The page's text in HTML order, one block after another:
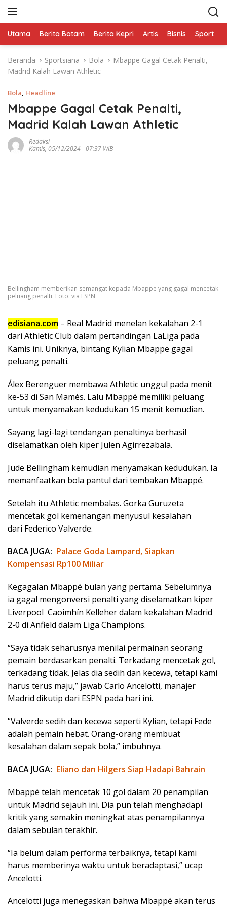
Utama Berita Batam Berita Kepri Artis Bisnis Sport
Beranda Sportsiana Bola
Mbappe Gagal Cetak Penalti,
Madrid Kalah Lawan Athletic
Bola, Headline
Mbappe Gagal Cetak Penalti,
Madrid Kalah Lawan Athletic
Redaksi
Kamis, 05/12/2024 - 07:37 WIB
Bellingham memberikan semangat kepada Mbappe yang gagal mencetak
peluang penalti. Foto: via ESPN
edisiana.com – Real Madrid menelan kekalahan 2-1
dari Athletic Club dalam pertandingan LaLiga pada
Kamis ini. Uniknya, bintang Kylian Mbappe gagal
peluang penalti.
Álex Berenguer membawa Athletic unggul pada menit
ke-53 di San Mamés. Lalu Mbappé memiliki peluang
untuk menyamakan kedudukan 15 menit kemudian.
Sayang lagi-lagi tendangan penaltinya berhasil
diselamatkan oleh kiper Julen Agirrezabala.
Jude Bellingham kemudian menyamakan kedudukan. Ia
memanfaatkan bola pantul dari tembakan Mbappé.
Setelah itu Athletic membalas. Gorka Guruzeta
mencetak gol kemenangan menyusul kesalahan
dari Federico Valverde.
BACA JUGA: Palace Goda Lampard, Siapkan
Kompensasi Rp100 Miliar
Kegagalan Mbappé bulan yang pertama. Sebelumnya
ia gagal mengonversi penalti yang diselamatkan kiper
Liverpool Caoimhín Kelleher dalam kekalahan Madrid
2-0 di Anfield dalam Liga Champions.
“Saya tidak seharusnya menilai permainan seorang
pemain berdasarkan penalti. Terkadang mencetak gol,
terkadang tidak. Jelas dia sedih dan kecewa, tetapi kami
harus terus maju,” jawab Carlo Ancelotti, manajer
Madrid dikutip dari ESPN pada hari ini.
“Valverde sedih dan kecewa seperti Kylian, tetapi Fede
adalah pemain hebat. Orang-orang membuat
kesalahan dalam sepak bola,” imbuhnya.
BACA JUGA: Eliano dan Hilgers Siap Hadapi Bahrain
Mbappé telah mencetak 10 gol dalam 20 penampilan
untuk Madrid sejauh ini. Dia pun telah menghadapi
kritik yang semakin meningkat atas penampilannya
dalam sebulan terakhir.
“Ia belum dalam performa terbaiknya, tetapi kami
harus memberinya waktu untuk beradaptasi,” ucap
Ancelotti.
Ancelotti juga menegaskan bahwa Mbappé akan terus